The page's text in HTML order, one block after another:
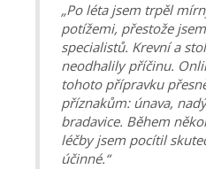
„Po léta jsem trpěl
potížemi, přestože
specialistů. Krevní a
neodhalily příčinu.
tohoto přípravku
příznakům: únava,
bradavice. Během
léčby jsem pocítil
účinné.“